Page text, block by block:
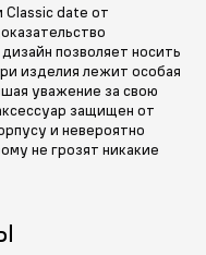
Classic date от
позволяет носить
изделия лежит особая
уважение за свою
защищен от
и невероятно
не грозят никакие